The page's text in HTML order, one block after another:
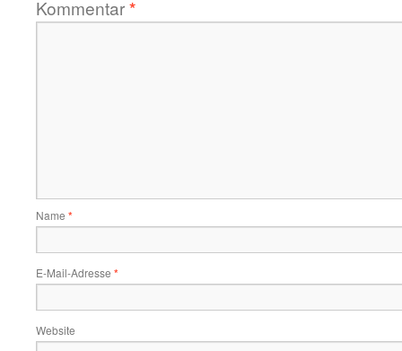
Kommentar*
Name *
E-Mail-Adresse *
Website